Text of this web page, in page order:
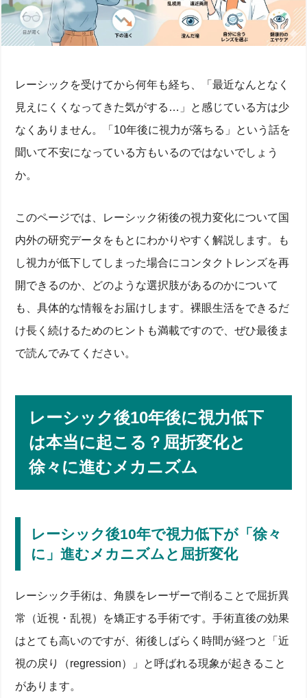
レーシックを受けてから何年も経ち、「最近なんとなく
見えにくくなってきた気がする…」と感じている方は少
なくありません。「10年後に視力が落ちる」という話を
聞いて不安になっている方もいるのではないでしょう
か。
このページでは、レーシック術後の視力変化について国
内外の研究データをもとにわかりやすく解説します。も
し視力が低下してしまった場合にコンタクトレンズを再
開できるのか、どのような選択肢があるのかについて
も、具体的な情報をお届けします。裸眼生活をできるだ
け長く続けるためのヒントも満載ですので、ぜひ最後ま
で読んでみてください。
レーシック後10年後に視力低下
は本当に起こる？屈折変化と
徐々に進むメカニズム
レーシック後10年で視力低下が「徐々
に」進むメカニズムと屈折変化
レーシック手術は、角膜をレーザーで削ることで屈折異
常（近視・乱視）を矯正する手術です。手術直後の効果
はとても高いのですが、術後しばらく時間が経つと「近
視の戻り（regression）」と呼ばれる現象が起きること
があります。